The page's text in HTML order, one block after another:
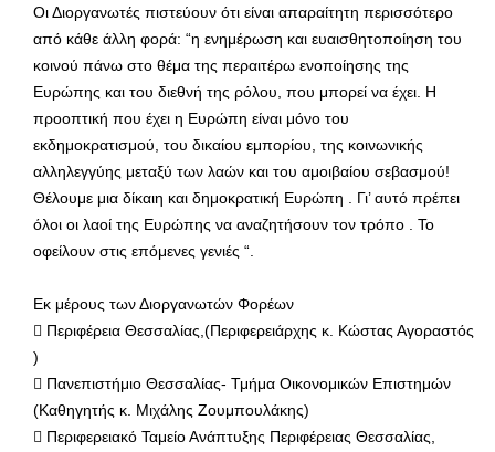
Οι Διοργανωτές πιστεύουν ότι είναι απαραίτητη περισσότερο
από κάθε άλλη φορά: “η ενημέρωση και ευαισθητοποίηση του
κοινού πάνω στο θέμα της περαιτέρω ενοποίησης της
Ευρώπης και του διεθνή της ρόλου, που μπορεί να έχει. Η
προοπτική που έχει η Ευρώπη είναι μόνο του
εκδημοκρατισμού, του δικαίου εμπορίου, της κοινωνικής
αλληλεγγύης μεταξύ των λαών και του αμοιβαίου σεβασμού!
Θέλουμε μια δίκαιη και δημοκρατική Ευρώπη . Γι’ αυτό πρέπει
όλοι οι λαοί της Ευρώπης να αναζητήσουν τον τρόπο . Το
οφείλουν στις επόμενες γενιές “.
Εκ μέρους των Διοργανωτών Φορέων
 Περιφέρεια Θεσσαλίας,(Περιφερειάρχης κ. Κώστας Αγοραστός
)
 Πανεπιστήμιο Θεσσαλίας- Τμήμα Οικονομικών Επιστημών
(Καθηγητής κ. Μιχάλης Ζουμπουλάκης)
 Περιφερειακό Ταμείο Ανάπτυξης Περιφέρειας Θεσσαλίας,